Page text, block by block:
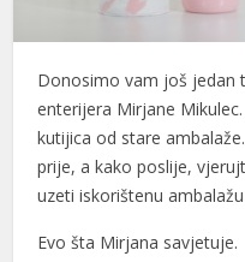
Donosimo vam još jedan
enterijera Mirjane
kutijica od stare
prije, a kako poslije,
uzeti iskorištenu
Evo šta Mirjana savjetuje.